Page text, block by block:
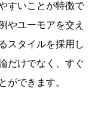
すいことが特徴で
やユーモアを交え
スタイルを採用し
だけでなく、すぐ
ができます。